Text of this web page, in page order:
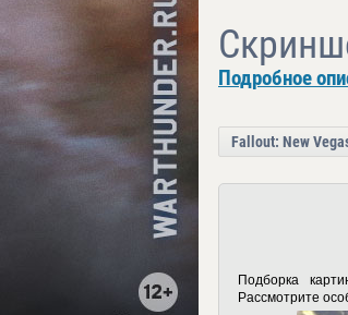
Подробное
Fallout: New
Подборка
Рассмотрите